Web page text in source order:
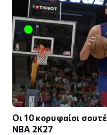
Οι 10 κορυφαίοι
NBA 2K27